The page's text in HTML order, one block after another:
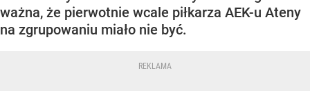
ważna, że pierwotnie wcale piłkarza AEK-u Ateny
na zgrupowaniu miało nie być.